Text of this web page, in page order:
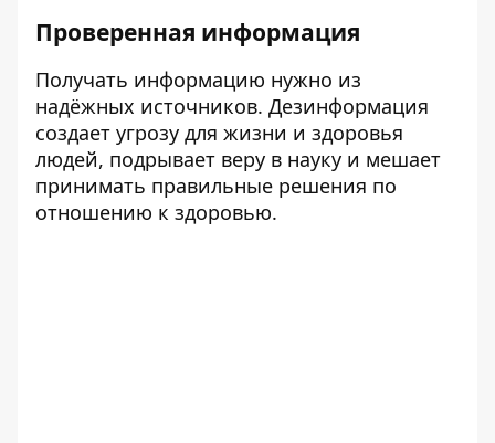
Проверенная информация
Получать информацию нужно из
надёжных источников. Дезинформация
создает угрозу для жизни и здоровья
людей, подрывает веру в науку и мешает
принимать правильные решения по
отношению к здоровью.